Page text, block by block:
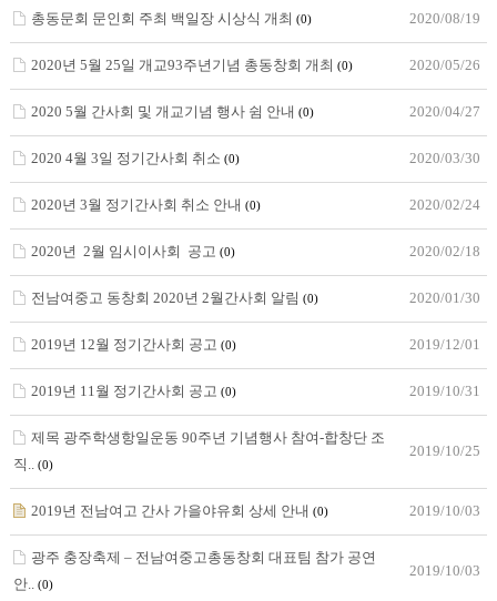
총동문회 문인회 주최 백일장 시상식 개최 (0) 2020/08/19
2020년 5월 25일 개교93주년기념 총동창회 개최 (0) 2020/05/26
2020 5월 간사회 및 개교기념 행사 쉼 안내 (0) 2020/04/27
2020 4월 3일 정기간사회 취소 (0) 2020/03/30
2020년 3월 정기간사회 취소 안내 (0) 2020/02/24
2020년 2월 임시이사회 공고 (0) 2020/02/18
전남여중고 동창회 2020년 2월간사회 알림 (0) 2020/01/30
2019년 12월 정기간사회 공고 (0) 2019/12/01
2019년 11월 정기간사회 공고 (0) 2019/10/31
제목 광주학생항일운동 90주년 기념행사 참여-합창단 조
직.. (0)
2019/10/25
2019년 전남여고 간사 가을야유회 상세 안내 (0) 2019/10/03
광주 충장축제 – 전남여중고총동창회 대표팀 참가 공연
안.. (0)
2019/10/03